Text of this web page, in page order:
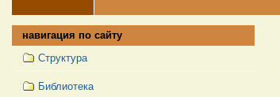
навигация по сайту
Структура
Библиотека